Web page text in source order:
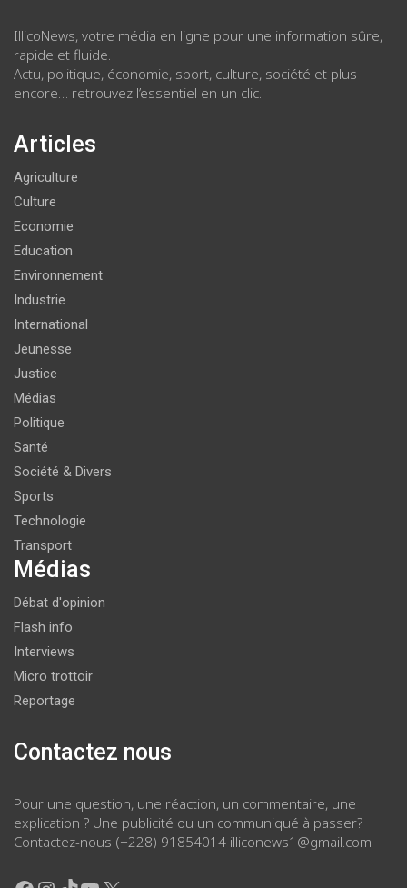
IllicoNews, votre média en ligne pour une information sûre,
rapide et fluide.
Actu, politique, économie, sport, culture, société et plus
encore… retrouvez l’essentiel en un clic.
Articles
Agriculture
Culture
Economie
Education
Environnement
Industrie
International
Jeunesse
Justice
Médias
Politique
Santé
Société & Divers
Sports
Technologie
Transport
Médias
Débat d'opinion
Flash info
Interviews
Micro trottoir
Reportage
Contactez nous
Pour une question, une réaction, un commentaire, une
explication ? Une publicité ou un communiqué à passer?
Contactez-nous (+228) 91854014 illiconews1@gmail.com